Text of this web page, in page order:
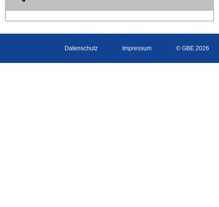
Datenschutz Impressum © GBE 2026